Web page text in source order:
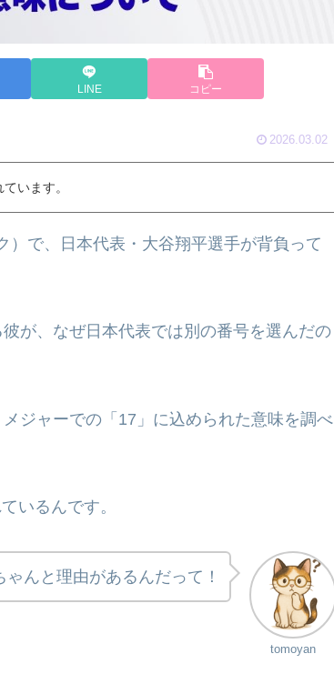
LINE コピー
2026.03.02
います。
で、日本代表・大谷翔平選手が背負って
が、なぜ日本代表では別の番号を選んだの
ジャーでの「17」に込められた意味を調べ
いるんです。
tomoyan
んと理由があるんだって！